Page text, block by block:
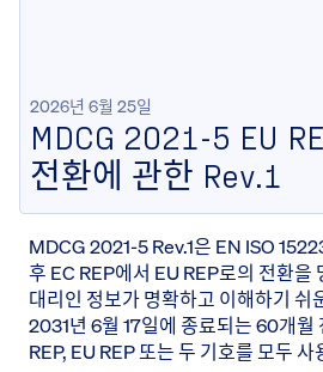
2026년 6월 25일
MDCG 2021-5 EU
전환에 관한 Rev.1
MDCG 2021-5 Rev.1은 EN ISO
후 EC REP에서 EU REP로의 전환을
대리인 정보가 명확하고 이해하기 쉬
2031년 6월 17일에 종료되는 60개월
REP, EU REP 또는 두 기호를 모두